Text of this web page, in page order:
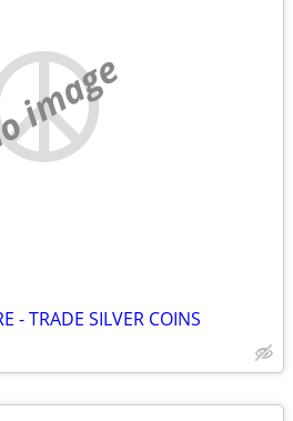
image
- TRADE SILVER COINS